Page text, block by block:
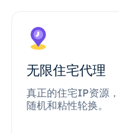
无限住宅代理
真正的住宅IP资源
随机和粘性轮换。